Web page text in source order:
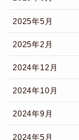
2025年5月
2025年2月
2024年12月
2024年10月
2024年9月
2024年5月